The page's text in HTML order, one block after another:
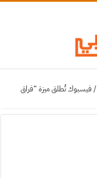
/فيسبوك تُطلق ميزة “فراق